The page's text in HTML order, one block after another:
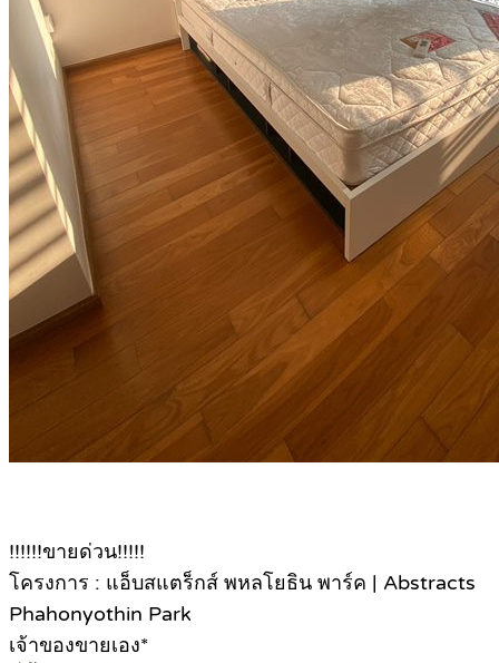
!!!!!!ขายด่วน!!!!!
โครงการ : แอ็บสแตร็กส์ พหลโยธิน พาร์ค | Abstracts
Phahonyothin Park
เจ้าของขายเอง*